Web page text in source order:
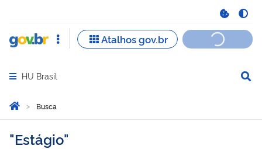
Abrir menu principal de navegação
HU Brasil
Você está aqui:
Página Inicial
Busca
Busca
Estágio